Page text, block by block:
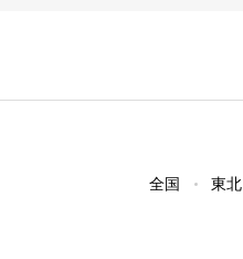
全国 東北